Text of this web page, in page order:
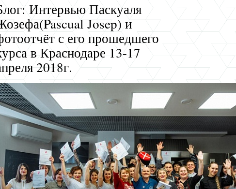
Интервью Паскуаля
Josep) и
с его прошедшего
в Краснодаре 13-17
2018г.